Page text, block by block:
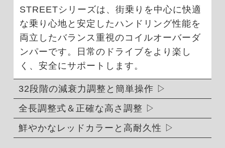
STREETシリーズは、街乗りを中心に快適
な乗り心地と安定したハンドリング性能を
両立したバランス重視のコイルオーバーダ
ンパーです。日常のドライブをより楽し
く、安全にサポートします。
32段階の減衰力調整と簡単操作
全長調整式＆正確な高さ調整
鮮やかなレッドカラーと高耐久性